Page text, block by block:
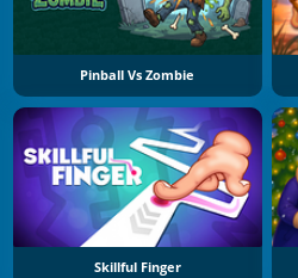
Pinball Vs Zombie
Skillful Finger